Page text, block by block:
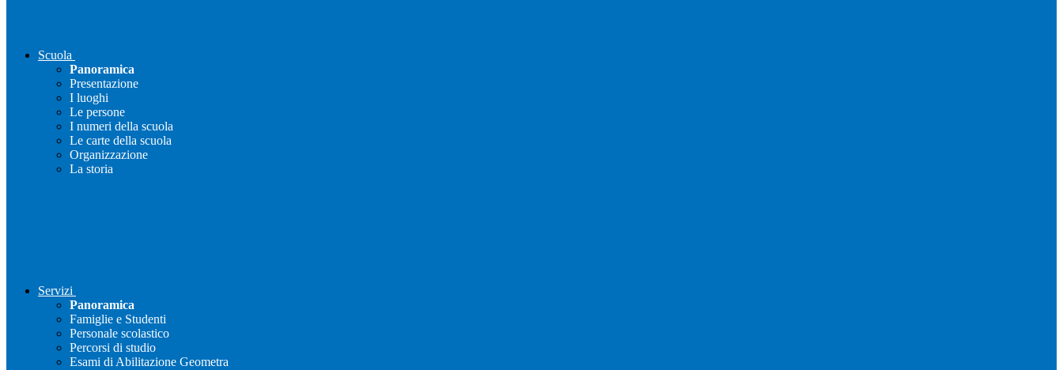
Scuola
Panoramica
Presentazione
I luoghi
Le persone
I numeri della scuola
Le carte della scuola
Organizzazione
La storia
Servizi
Panoramica
Famiglie e Studenti
Personale scolastico
Percorsi di studio
Esami di Abilitazione Geometra